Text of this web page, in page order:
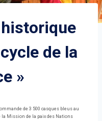
de la
»
de 3 500 casques bleus au
Mission de la paix des Nations